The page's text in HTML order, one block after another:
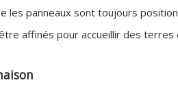
les panneaux sont toujours
affinés pour accueillir des